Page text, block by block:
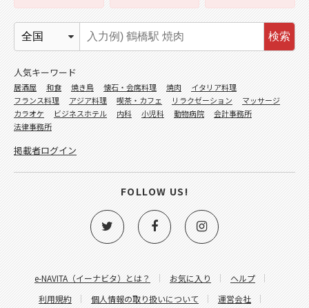
e-NAVITA（イーナビタ）とは？ お気に入り
ヘルプ
利用規約
個人情報の取り扱いについて 運営会社
検索
人気キーワード
居酒屋 和食 焼き鳥 懐石・会席料理 焼肉
イタリア料理
フランス料理
アジア料理 喫茶・カフェ リラクゼーション
マッサージ
カラオケ
ビジネスホテル 内科 小児科 動物病院
会計事務所
法律事務所
掲載者ログイン
FOLLOW US!